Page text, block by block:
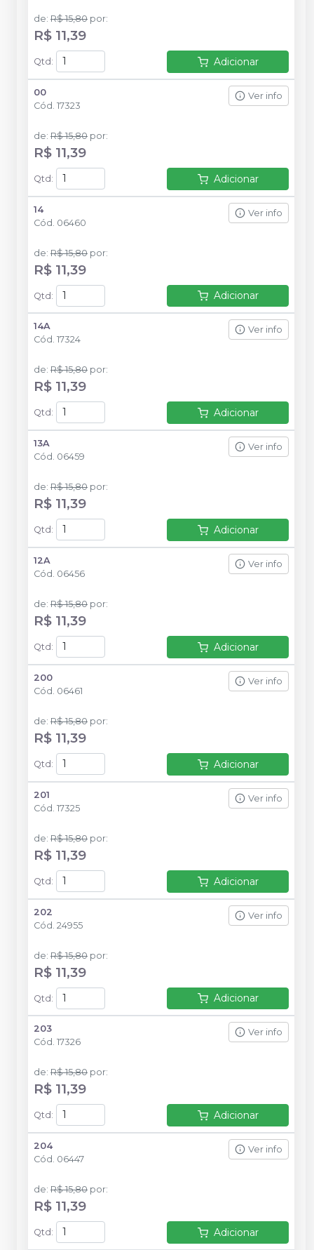
de: R$ 15,80 por:
R$ 11,39
Qtd : Adicionar
00
Cód. 17323
Ver info
de: R$ 15,80 por:
R$ 11,39
Qtd : Adicionar
14
Cód. 06460
Ver info
de: R$ 15,80 por:
R$ 11,39
Qtd: Adicionar
14A
Cód. 17324
Ver info
de: R$ 15,80 por:
R$ 11,39
Qtd : Adicionar
13A
Cód. 06459
Ver info
de: R$ 15,80 por:
R$ 11,39
Qtd : Adicionar
12A
Cód. 06456
Ver info
de: R$ 15,80 por:
R$ 11,39
Qtd : Adicionar
200
Cód. 06461
Ver info
de: R$ 15,80 por:
R$ 11,39
Qtd : Adicionar
201
Cód. 17325
Ver info
de: R$ 15,80 por:
R$ 11,39
Qtd : Adicionar
202
Cód. 24955
Ver info
de: R$ 15,80 por:
R$ 11,39
Qtd: Adicionar
203
Cód. 17326
Ver info
de: R$ 15,80 por:
R$ 11,39
Qtd : Adicionar
204
Cód. 06447
Ver info
de: R$ 15,80 por:
R$ 11,39
Qtd : Adicionar